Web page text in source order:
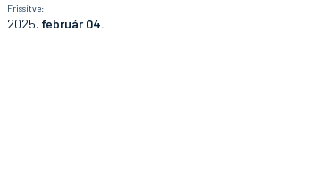
Frissítve:
2025. február 04.